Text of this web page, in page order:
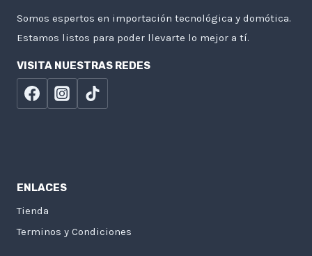
Somos espertos en importación tecnológica y domótica.
Estamos listos para poder llevarte lo mejor a tí.
VISITA NUESTRAS REDES
ENLACES
Tienda
Terminos y Condiciones